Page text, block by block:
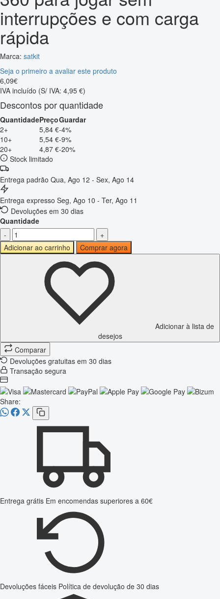
interrupções e com carga
rápida
Marca: satkit
Seja o primeiro a avaliar este produto
6,09€
IVA incluído (S/ IVA: 4,95 €)
Descontos por quantidade
QuantidadePreçoGuardar
2+
5,84 €-4%
10+
5,54 €-9%
20+
4,87 €-20%
Stock limitado
Entrega padrão Qua, Ago 12 - Sex, Ago 14
Entrega expresso Seg, Ago 10 - Ter, Ago 11
Devoluções em 30 dias
Quantidade
-
+
Adicionar ao carrinho
Comprar agora
Adicionar à lista de
desejos
Comparar
Devoluções gratuitas em 30 dias
Transação segura
Share:
Entrega grátis Em encomendas superiores a 60€
Devoluções fáceis Política de devolução de 30 dias